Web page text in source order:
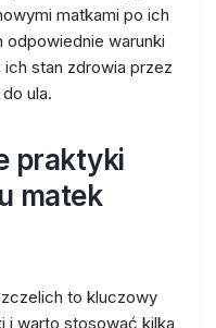
matkami po ich
odpowiednie warunki
stan zdrowia przez
ula.
praktyki
matek
to kluczowy
i warto stosować kilka